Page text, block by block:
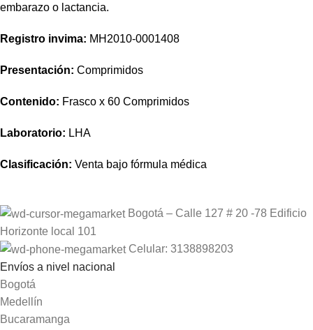
embarazo o lactancia.
Registro invima: MH2010-0001408
Presentación: Comprimidos
Contenido: Frasco x 60 Comprimidos
Laboratorio: LHA
Clasificación: Venta bajo fórmula médica
Bogotá – Calle 127 # 20 -78 Edificio
Horizonte local 101
Celular: 3138898203
Envíos a nivel nacional
Bogotá
Medellín
Bucaramanga